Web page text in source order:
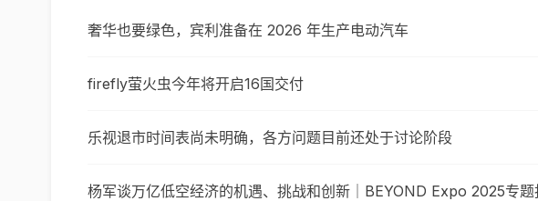
奢华也要绿色，宾利准备在 2026 年生产电动汽车
firefly萤火虫今年将开启16国交付
乐视退市时间表尚未明确，各方问题目前还处于讨论阶段
杨军谈万亿低空经济的机遇、挑战和创新｜BEYOND Expo 2025专题